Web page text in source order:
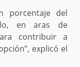
porcentaje del
en aras de
contribuir a
explicó el